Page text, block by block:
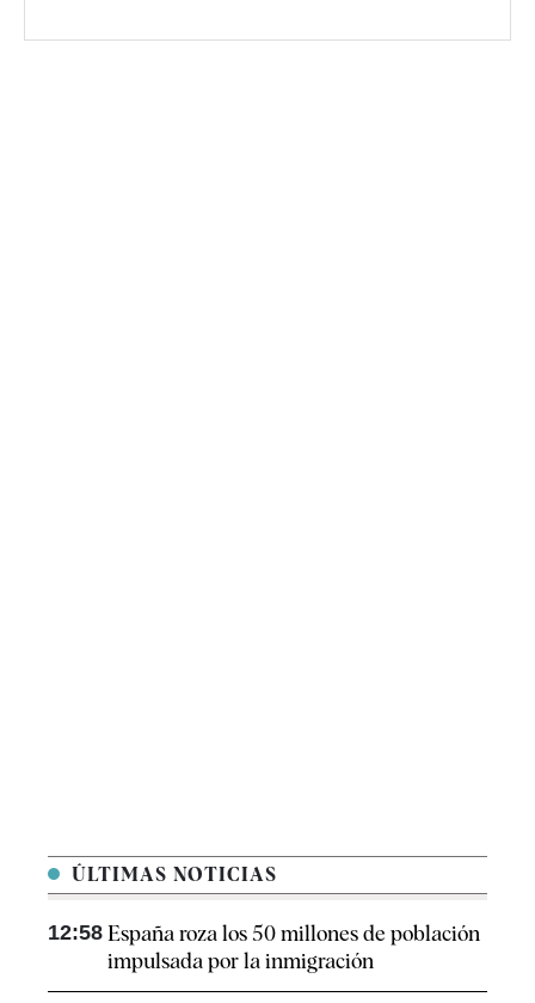
ÚLTIMAS NOTICIAS
12:58 España roza los 50 millones de población
impulsada por la inmigración